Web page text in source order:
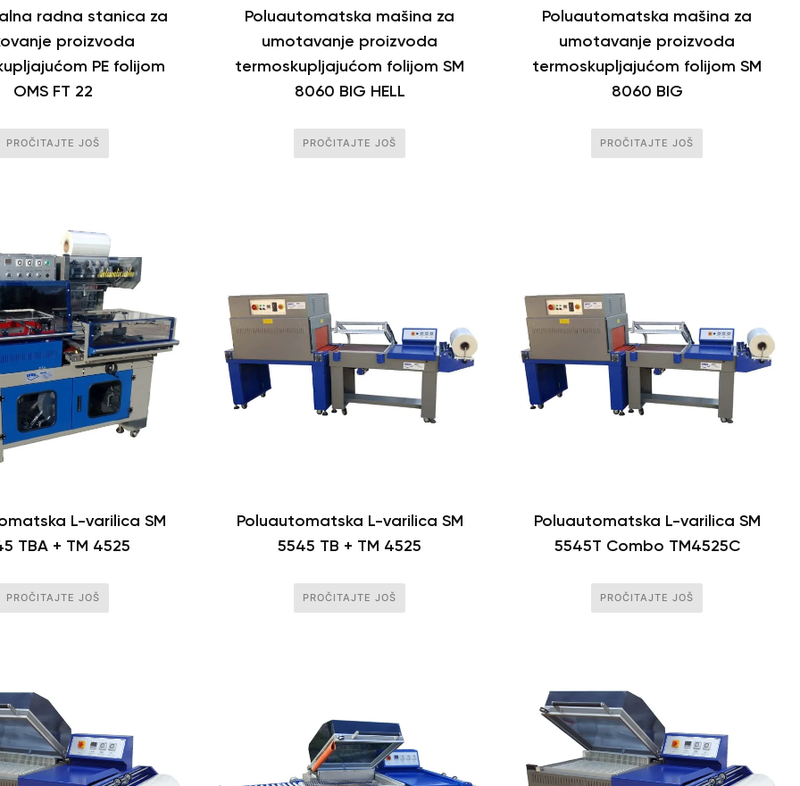
radna stanica za
proizvoda
PE folijom
OMS FT 22
PROČITAJTE JOŠ
Poluautomatska mašina za
umotavanje proizvoda
termoskupljajućom folijom SM
8060 BIG HELL
PROČITAJTE JOŠ
Poluautomatska mašina za
umotavanje proizvoda
termoskupljajućom folijom SM
8060 BIG
PROČITAJTE JOŠ
L-varilica SM
TBA + TM 4525
PROČITAJTE JOŠ
Poluautomatska L-varilica SM
5545 TB + TM 4525
PROČITAJTE JOŠ
Poluautomatska L-varilica SM
5545T Combo TM4525C
PROČITAJTE JOŠ